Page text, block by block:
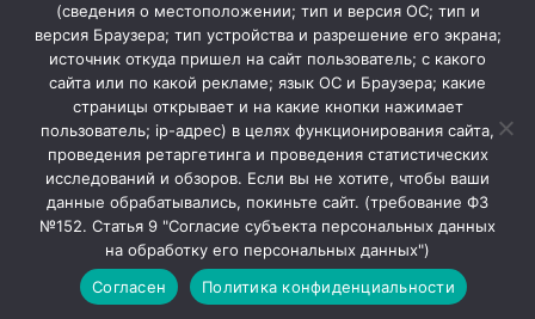
Мы в МАХ
Закрыть
«Кочубеевская централизованная клубная система» © 2026
(сведения о местоположении; тип и версия ОС; тип и
версия Браузера; тип устройства и разрешение его экрана;
источник откуда пришел на сайт пользователь; с какого
сайта или по какой рекламе; язык ОС и Браузера; какие
страницы открывает и на какие кнопки нажимает
пользователь; ip-адрес) в целях функционирования сайта,
проведения ретаргетинга и проведения статистических
исследований и обзоров. Если вы не хотите, чтобы ваши
данные обрабатывались, покиньте сайт. (требование ФЗ
№152. Статья 9 "Согласие субъекта персональных данных
на обработку его персональных данных")
Согласен
Политика конфиденциальности